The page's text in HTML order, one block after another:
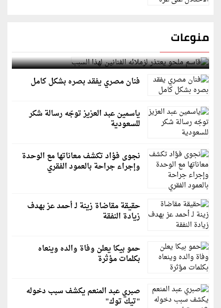
منوعات
قاسم ملحو يعتذر لزملائه الفنانين لهذا السبب
فنان مصري يفقد بصره بشكل كامل
ياسمين عبد العزيز توجّه رسالة شكر
للسعودية
نجوى فؤاد تكشف معاناتها مع الوحدة
وإجراء جراحة بالعمود الفقري
حقيقة مقاضاة زينة لـ أحمد عز بهدف
زيادة النفقة
حمو بيكا يعلن وفاة والده وينعاه
بكلمات مؤثرة
صبري عبد المنعم يكشف سبب دخوله
"تيك توك"